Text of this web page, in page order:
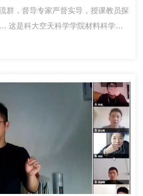
群，督导专家严督实导，授课教员探
这是科大空天科学学院材料科学与
中交出的一份“答卷”。